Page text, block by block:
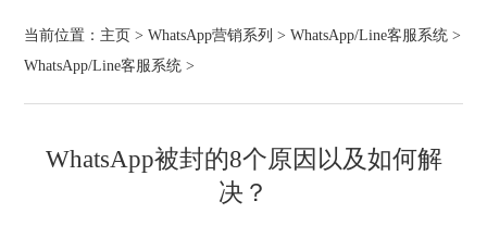
当前位置： 主页 >WhatsApp营销系列 >WhatsApp/Line客服系统 >
WhatsApp/Line客服系统 >
WhatsApp被封的8个原因以及如何解
决？